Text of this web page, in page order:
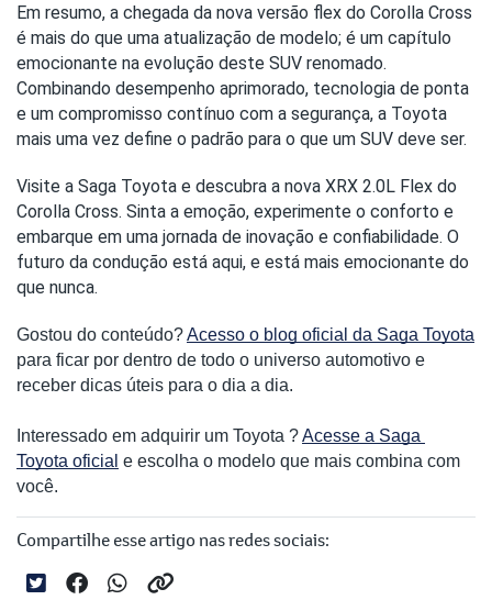
Em resumo, a chegada da nova versão flex do Corolla Cross
é mais do que uma atualização de modelo; é um capítulo
emocionante na evolução deste SUV renomado.
Combinando desempenho aprimorado, tecnologia de ponta
e um compromisso contínuo com a segurança, a Toyota
mais uma vez define o padrão para o que um SUV deve ser.
Visite a Saga Toyota e descubra a nova XRX 2.0L Flex do
Corolla Cross. Sinta a emoção, experimente o conforto e
embarque em uma jornada de inovação e confiabilidade. O
futuro da condução está aqui, e está mais emocionante do
que nunca.
Gostou do conteúdo? Acesso o blog oficial da Saga Toyota
para ficar por dentro de todo o universo automotivo e
receber dicas úteis para o dia a dia.
Interessado em adquirir um Toyota ? Acesse a Saga
Toyota oficial e escolha o modelo que mais combina com
você.
Compartilhe esse artigo nas redes sociais: